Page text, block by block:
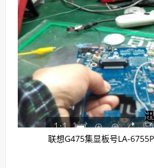
联想G475集显板号LA-